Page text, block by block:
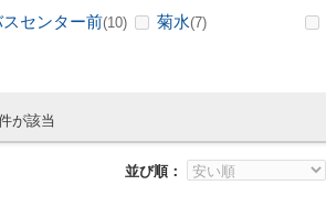
スセンター前(10) 菊水(7)
が該当
並び順：